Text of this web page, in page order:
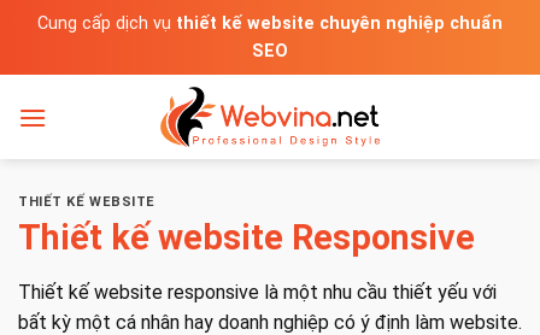
nội
dung
Cung cấp dịch vụ thiết kế website chuyên nghiệp chuẩn
SEO
THIẾT KẾ WEBSITE
Thiết kế website Responsive
Thiết kế website responsive là một nhu cầu thiết yếu với
bất kỳ một cá nhân hay doanh nghiệp có ý định làm website.